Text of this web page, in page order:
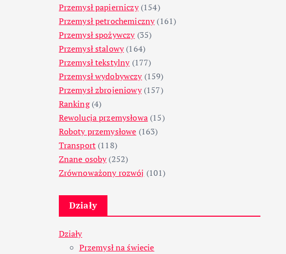
Przemysł papierniczy(154)
Przemysł petrochemiczny(161)
Przemysł spożywczy(35)
Przemysł stalowy(164)
Przemysł tekstylny(177)
Przemysł wydobywczy(159)
Przemysł zbrojeniowy(157)
Ranking(4)
Rewolucja przemysłowa(15)
Roboty przemysłowe (163)
Transport (118)
Znane osoby(252)
Zrównoważony rozwój (101)
Działy
Działy
Przemysł na świecie